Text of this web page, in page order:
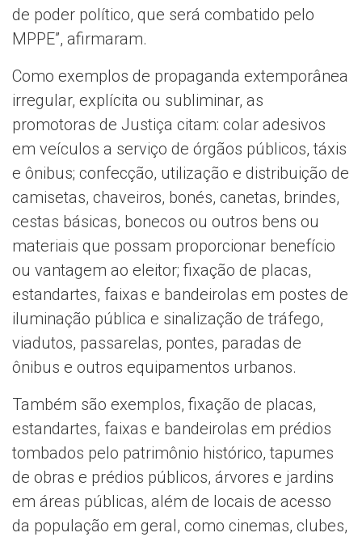
de poder político, que será combatido pelo
MPPE”, afirmaram.
Como exemplos de propaganda extemporânea
irregular, explícita ou subliminar, as
promotoras de Justiça citam: colar adesivos
em veículos a serviço de órgãos públicos, táxis
e ônibus; confecção, utilização e distribuição de
camisetas, chaveiros, bonés, canetas, brindes,
cestas básicas, bonecos ou outros bens ou
materiais que possam proporcionar benefício
ou vantagem ao eleitor; fixação de placas,
estandartes, faixas e bandeirolas em postes de
iluminação pública e sinalização de tráfego,
viadutos, passarelas, pontes, paradas de
ônibus e outros equipamentos urbanos.
Também são exemplos, fixação de placas,
estandartes, faixas e bandeirolas em prédios
tombados pelo patrimônio histórico, tapumes
de obras e prédios públicos, árvores e jardins
em áreas públicas, além de locais de acesso
da população em geral, como cinemas, clubes,